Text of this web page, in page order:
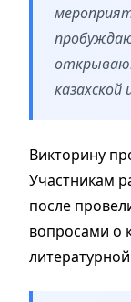
Викторину
Участникам
после
вопросами о